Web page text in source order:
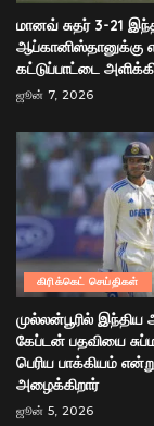
மானவ் சுதர் 3-21
ஆப்கானிஸ்தானுக்கு
கட்டுப்பாட்டை
ஜூன் 7, 2026
கிரிக்கெட் செய்திகள்
முல்லன்பூரில்
கேப்டன் பதவியை
பெரிய பாக்கியம்
அழைக்கிறார்
ஜூன் 5, 2026